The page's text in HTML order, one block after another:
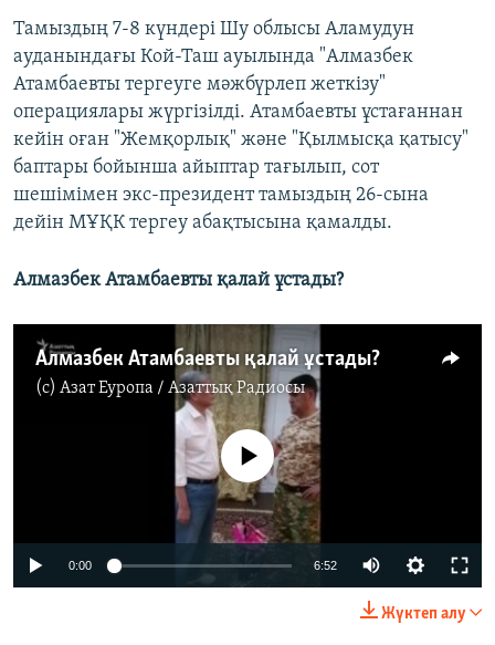
Тамыздың 7-8 күндері Шу облысы Аламудун
ауданындағы Кой-Таш ауылында "Алмазбек
Атамбаевты тергеуге мәжбүрлеп жеткізу"
операциялары жүргізілді. Атамбаевты ұстағаннан
кейін оған "Жемқорлық" және "Қылмысқа қатысу"
баптары бойынша айыптар тағылып, сот
шешімімен экс-президент тамыздың 26-сына
дейін МҰҚК тергеу абақтысына қамалды.
Алмазбек Атамбаевты қалай ұстады?
Алмазбек Атамбаевты қалай ұстады?
(c) Азат Еуропа / Азаттық Радиосы
No media source currently available
0:00 6:52
Жүктеп алу